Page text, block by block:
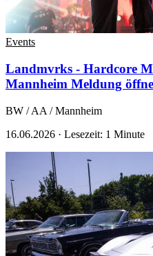
Events
Landmvrks - Hardcore
Mannheim Meldung
BW / AA / Mannheim
16.06.2026 · Lesezeit: 1 Minute